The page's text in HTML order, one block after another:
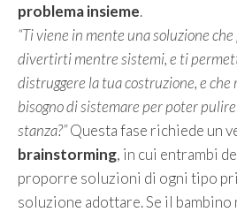
problema insieme.
“Ti viene in mente una soluzione
divertirti mentre sistemi, e ti
distruggere la tua costruzione, e che
bisogno di sistemare per poter
stanza?”Questa fase richiede un
brainstorming, in cui entrambi
proporre soluzioni di ogni tipo
soluzione adottare. Se il